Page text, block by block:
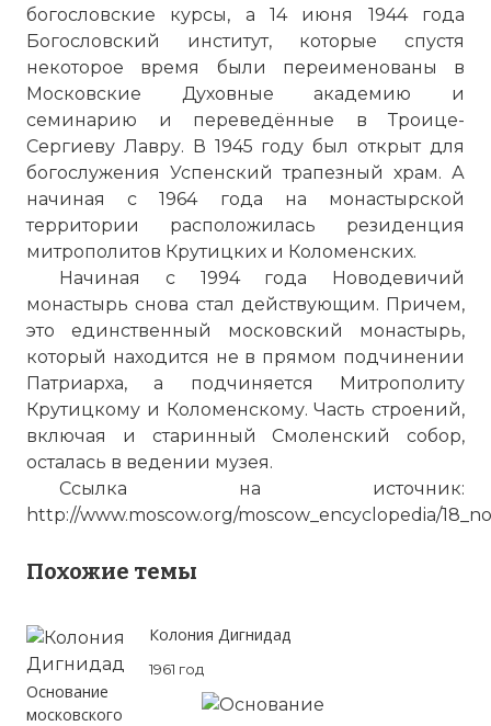
богословские курсы, а 14 июня 1944 года
Богословский институт, которые спустя
некоторое время были переименованы в
Московские Духовные академию и
семинарию и переведённые в Троице-
Сергиеву Лавру. В 1945 году был открыт для
богослужения Успенский трапезный храм. А
начиная с 1964 года на монастырской
территории расположилась резиденция
митрополитов Крутицких и Коломенских.
Начиная с 1994 года Новодевичий
монастырь снова стал действующим. Причем,
это единственный московский монастырь,
который находится не в прямом подчинении
Патриарха, а подчиняется Митрополиту
Крутицкому и Коломенскому. Часть строений,
включая и старинный Смоленский собор,
осталась в ведении музея.
Ссылка на источник:
http://www.moscow.org/moscow_encyclopedia/
Похожие темы
Колония Дигнидад
1961 год
Основание
московского